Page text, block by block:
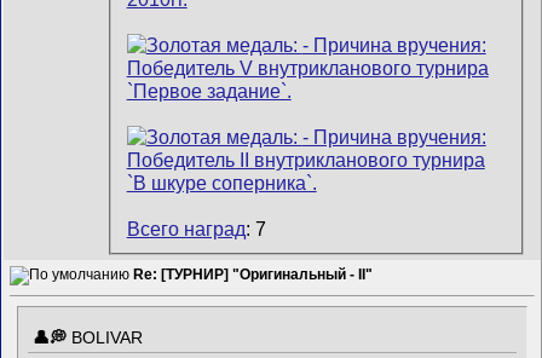
Всего наград: 7
Re: [ТУРНИР] "Оригинальный - II"
BOLIVAR